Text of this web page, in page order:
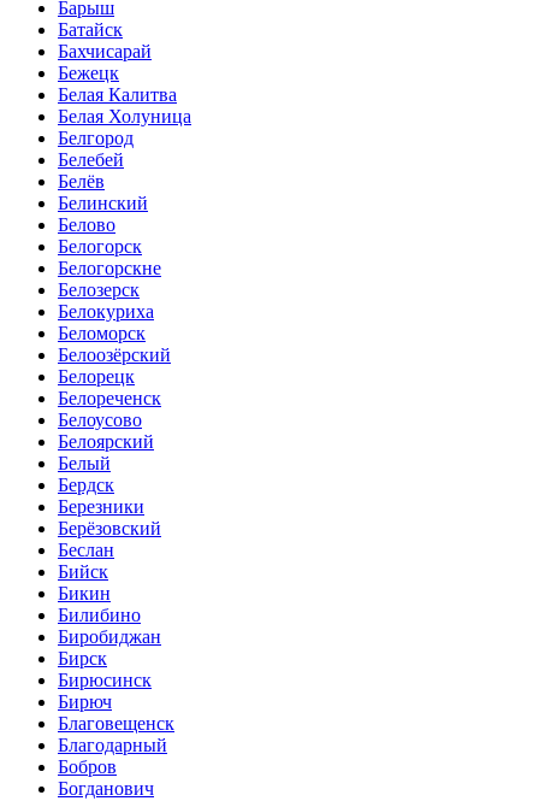
Барыш
Батайск
Бахчисарай
Бежецк
Белая Калитва
Белая Холуница
Белгород
Белебей
Белёв
Белинский
Белово
Белогорск
Белогорскне
Белозерск
Белокуриха
Беломорск
Белоозёрский
Белорецк
Белореченск
Белоусово
Белоярский
Белый
Бердск
Березники
Берёзовский
Беслан
Бийск
Бикин
Билибино
Биробиджан
Бирск
Бирюсинск
Бирюч
Благовещенск
Благодарный
Бобров
Богданович